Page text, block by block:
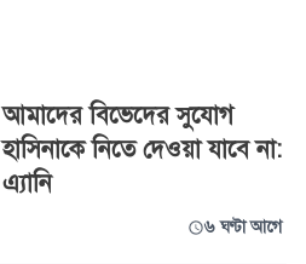
আমাদের বিভেদের সুযোগ
হাসিনাকে নিতে দেওয়া যাবে না:
এ্যানি
৬ ঘণ্টা আগে